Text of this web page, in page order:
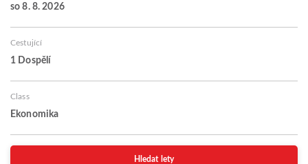
so 8. 8. 2026
Cestující
1 Dospělí
Class
Ekonomika
Hledat lety